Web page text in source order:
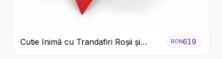
Cutie Inimă cu Trandafiri Roșii și
Bomboane Raffaello
RON619